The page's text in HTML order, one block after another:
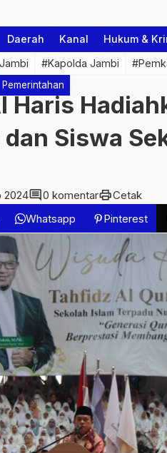
Daerah Kanal Hukum &
#Kapolda Jambi
Pemerintahan
Haris
Siswa
2024comment0 komentarprintCetak
Whatsapp Pinterest